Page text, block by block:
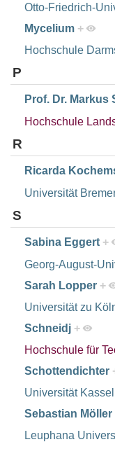
Otto-Friedrich-
Mycelium +
Hochschule
P
Prof. Dr. Markus
Hochschule
R
Ricarda
Universität
S
Sabina Eggert +
Georg-August-
Sarah Lopper +
Universität zu
Schneidj +
Hochschule für
Schottendichter
Universität Kassel
Sebastian Möller
Leuphana